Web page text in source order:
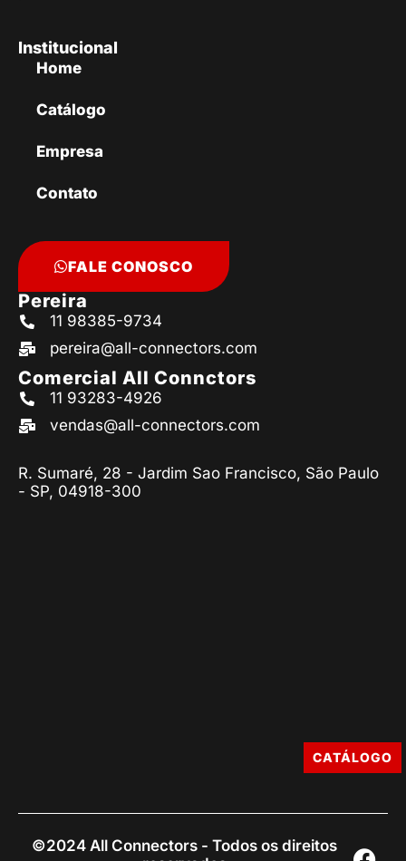
Institucional
Home
Catálogo
Empresa
Contato
FALE CONOSCO
Pereira
11 98385-9734
pereira@all-connectors.com
Comercial All Connctors
11 93283-4926
vendas@all-connectors.com
R. Sumaré, 28 - Jardim Sao Francisco, São Paulo
- SP, 04918-300
©2024 All Connectors - Todos os direitos
CATÁLOGO